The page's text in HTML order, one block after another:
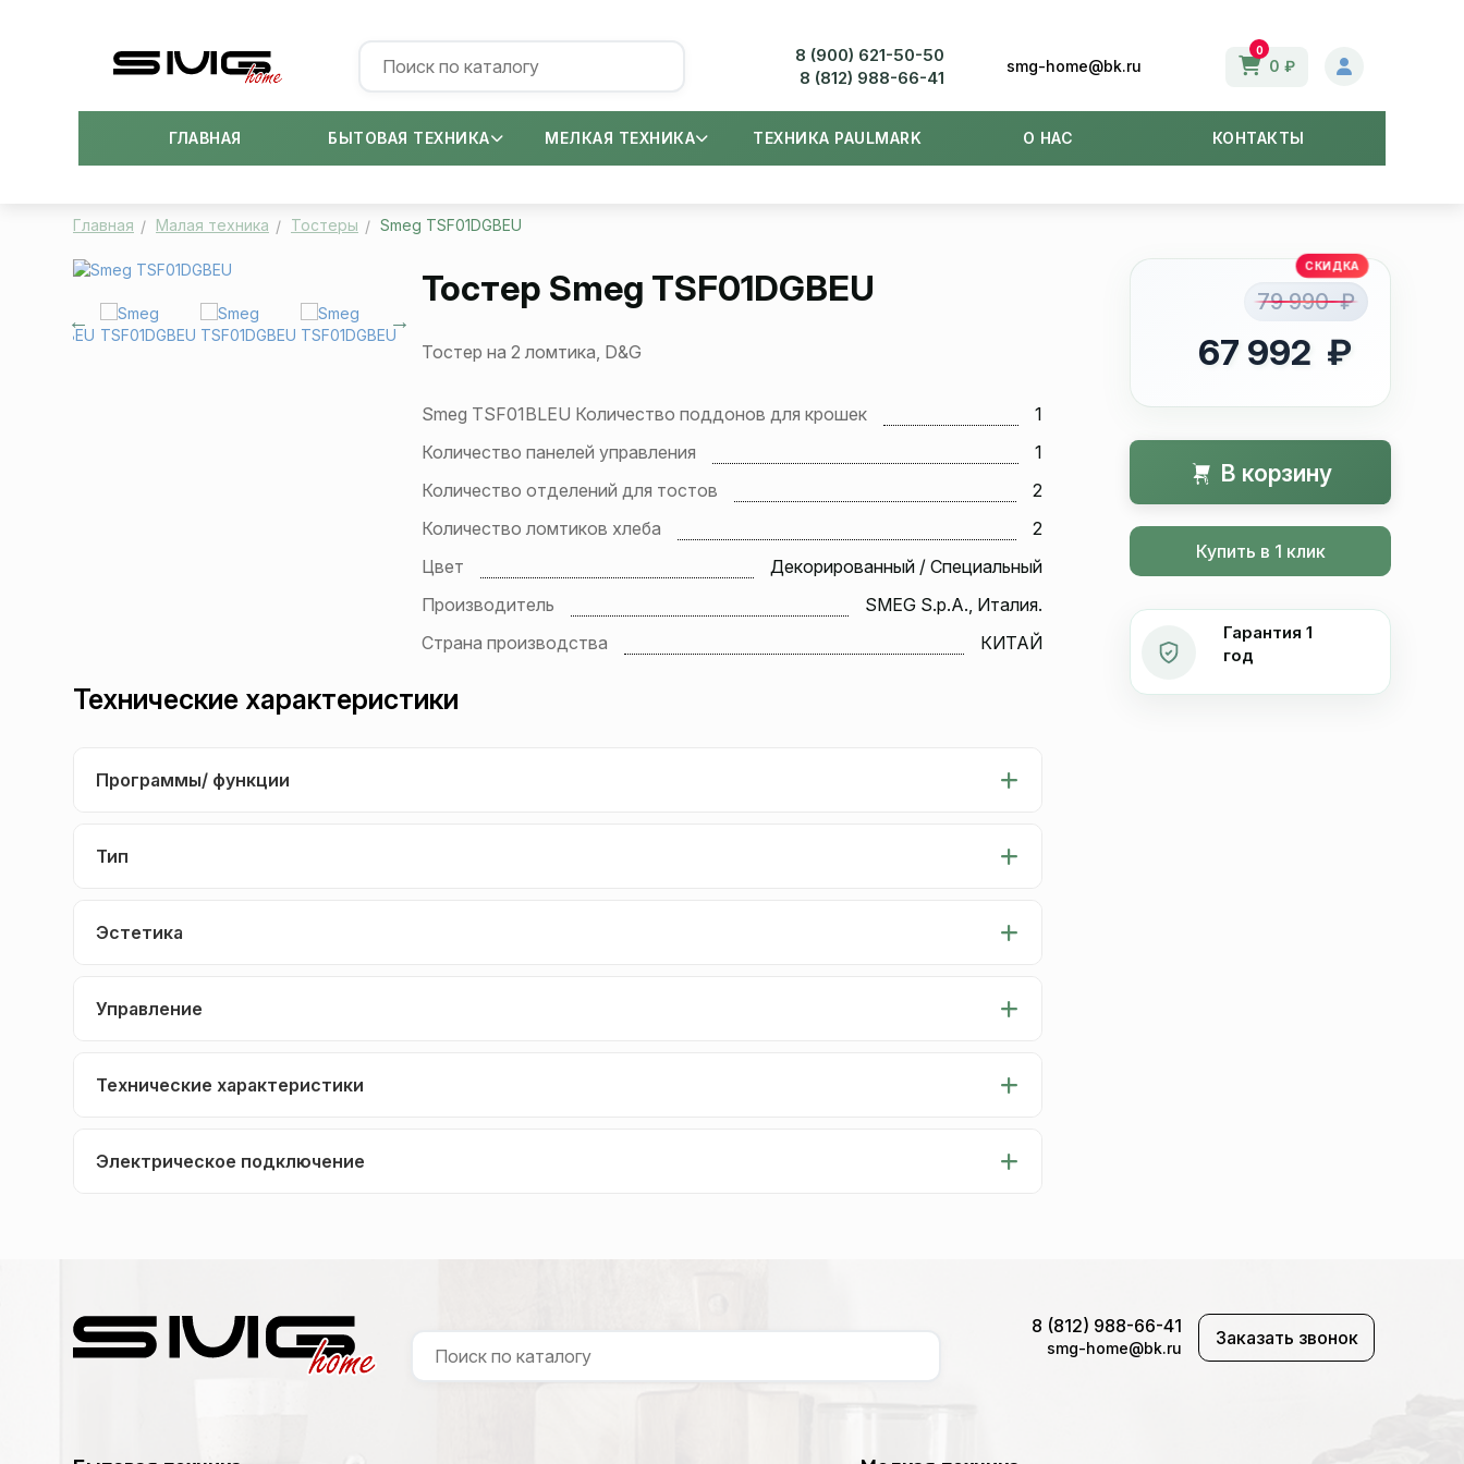
8 (900) 621-50-50
8 (812) 988-66-41
smg-home@bk.ru
0
0 ₽
ГЛАВНАЯ БЫТОВАЯ ТЕХНИКА МЕЛКАЯ ТЕХНИКА ТЕХНИКА PAULMARK О НАС КОНТАКТЫ
Главная Малая техника Тостеры Smeg TSF01DGBEU
Тостер Smeg TSF01DGBEU
Тостер на 2 ломтика, D&G
Smeg TSF01BLEU Количество поддонов для крошек
1
Количество панелей управления
1
Количество отделений для тостов
2
Количество ломтиков хлеба
2
Цвет
Декорированный / Специальный
Производитель
SMEG S.p.A., Италия.
Страна производства
КИТАЙ
Технические характеристики
Программы/ функции
Тип
Эстетика
Управление
Технические характеристики
Электрическое подключение
79 990 ₽
67 992 ₽
В корзину
Купить в 1 клик
Гарантия 1
год
8 (812) 988-66-41
smg-home@bk.ru Заказать звонок